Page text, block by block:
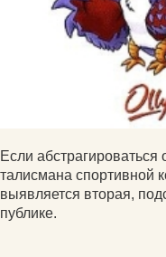
Если абстрагироваться
талисмана спортивной
выявляется вторая,
публике.